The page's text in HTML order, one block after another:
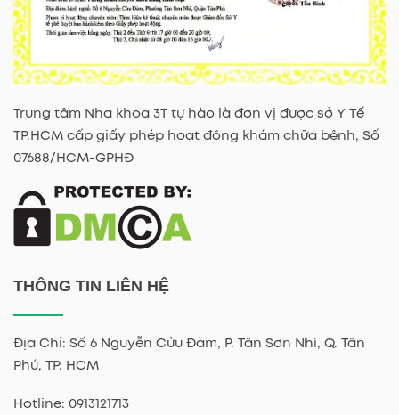
Trung tâm Nha khoa 3T tự hào là đơn vị được sở Y Tế
TP.HCM cấp giấy phép hoạt động khám chữa bệnh, Số
07688/HCM-GPHĐ
THÔNG TIN LIÊN HỆ
Địa Chỉ: Số 6 Nguyễn Cửu Đàm, P. Tân Sơn Nhì, Q. Tân
Phú, TP. HCM
Hotline: 0913121713